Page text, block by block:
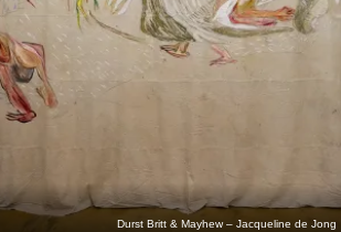
Durst Britt & Mayhew – Jacqueline de Jong